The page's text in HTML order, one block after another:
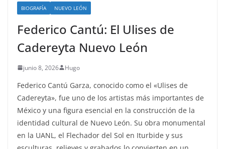
BIOGRAFÍA NUEVO LEÓN
Federico Cantú: El Ulises de
Cadereyta Nuevo León
junio 8, 2026 Hugo
Federico Cantú Garza, conocido como el «Ulises de
Cadereyta», fue uno de los artistas más importantes de
México y una figura esencial en la construcción de la
identidad cultural de Nuevo León. Su obra monumental
en la UANL, el Flechador del Sol en Iturbide y sus